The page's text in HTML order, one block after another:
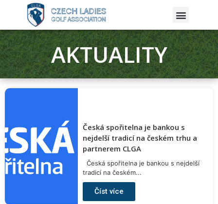
AKTUALITY
Česká spořitelna je bankou s
nejdelší tradicí na českém trhu a
partnerem CLGA
Česká spořitelna je bankou s nejdelší
tradicí na českém...
Číst více